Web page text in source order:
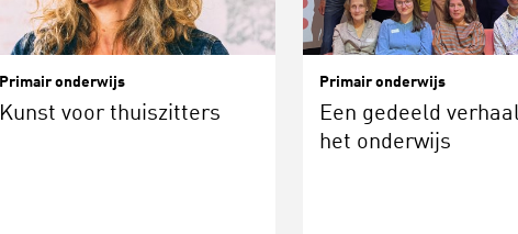
Primair onderwijs
Kunst voor thuiszitters
Primair onderwijs
Een gedeeld
het onderwijs